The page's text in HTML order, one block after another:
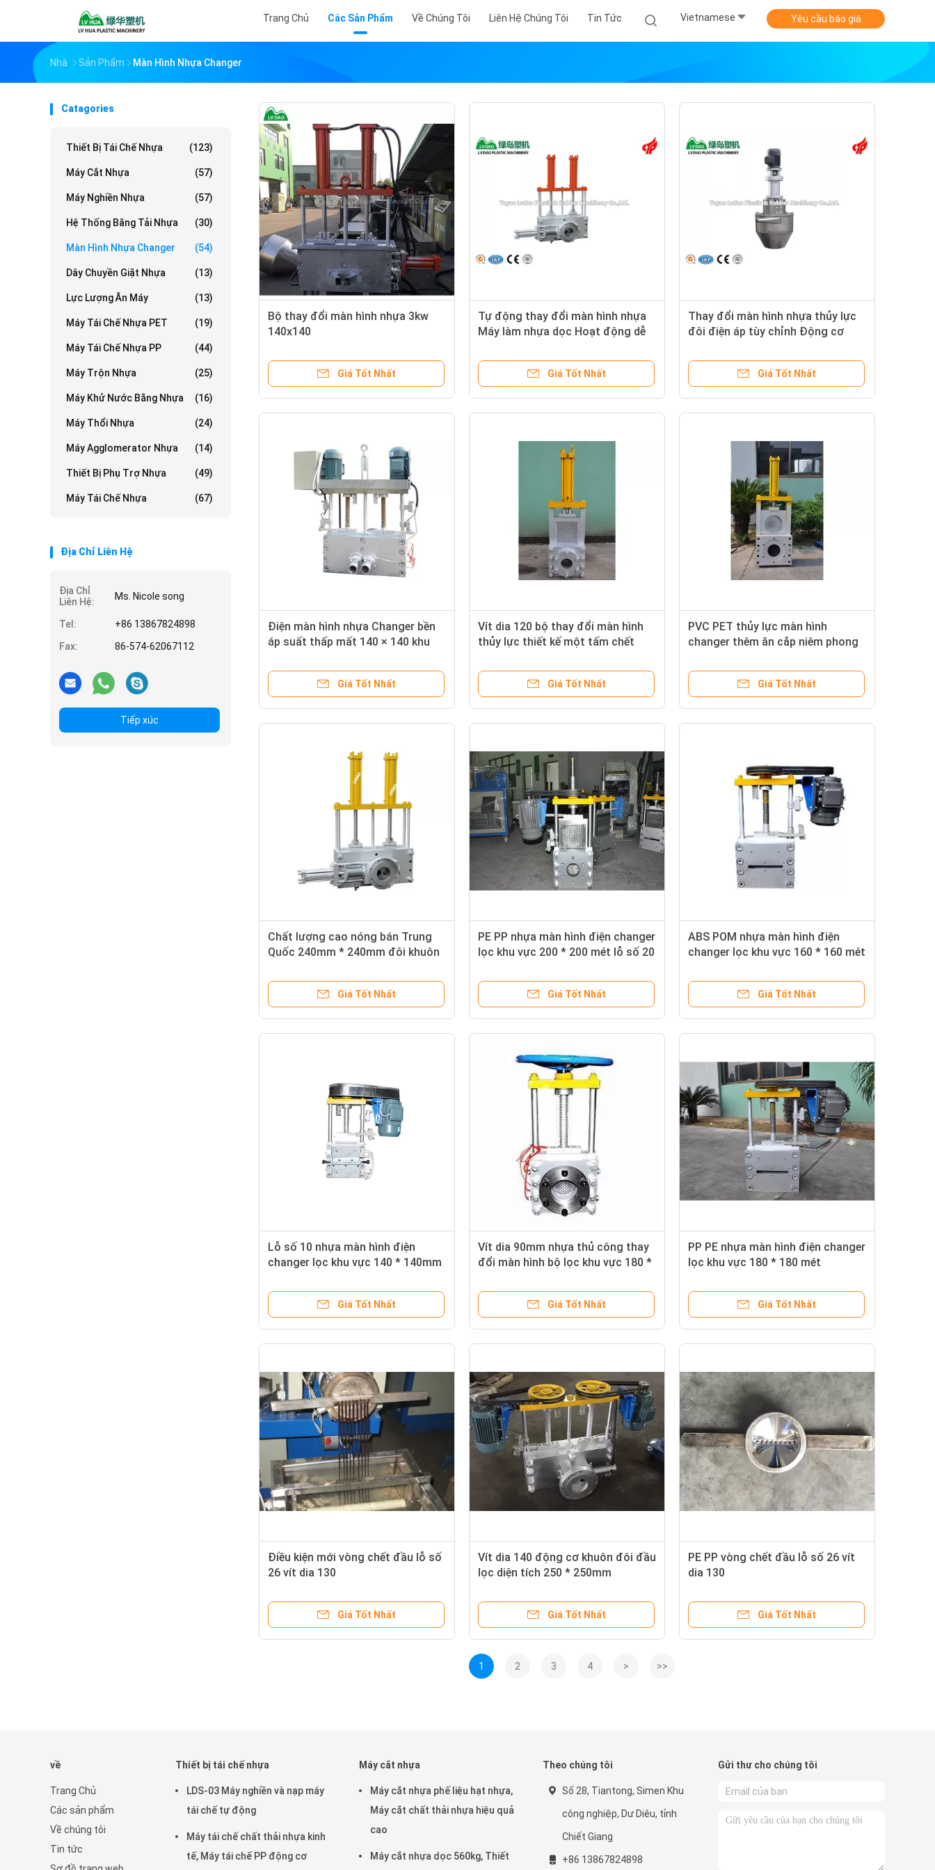
Trang Chủ Các Sản Phẩm Về Chúng Tôi Liên Hệ Chúng Tôi Tin Tức Vietnamese Yêu cầu báo giá
Nhà Sản Phẩm Màn Hình Nhựa Changer
Catagories
Thiết Bị Tái Chế Nhựa (123)
Máy Cắt Nhựa (57)
Máy Nghiền Nhựa (57)
Hệ Thống Băng Tải Nhựa (30)
Màn Hình Nhựa Changer (54)
Dây Chuyền Giặt Nhựa (13)
Lực Lượng Ăn Máy (13)
Máy Tái Chế Nhựa PET (19)
Máy Tái Chế Nhựa PP (44)
Máy Trộn Nhựa (25)
Máy Khử Nước Bằng Nhựa (16)
Máy Thổi Nhựa (24)
Máy Agglomerator Nhựa (14)
Thiết Bị Phụ Trợ Nhựa (49)
Máy Tái Chế Nhựa (67)
Địa Chỉ Liên Hệ
Địa Chỉ
Liên Hệ:
Ms. Nicole song
Tel:
+86 13867824898
Fax:
86-574-62067112
Tiếp xúc
Bộ thay đổi màn hình nhựa 3kw
140x140
Giá Tốt Nhất
Tự động thay đổi màn hình nhựa
Máy làm nhựa dọc Hoạt động dễ
Giá Tốt Nhất
Thay đổi màn hình nhựa thủy lực
đôi điện áp tùy chỉnh Động cơ
Giá Tốt Nhất
Điện màn hình nhựa Changer bền
áp suất thấp mất 140 × 140 khu
Giá Tốt Nhất
Vít dia 120 bộ thay đổi màn hình
thủy lực thiết kế một tấm chết
Giá Tốt Nhất
PVC PET thủy lực màn hình
changer thêm ăn cắp niêm phong
Giá Tốt Nhất
Chất lượng cao nóng bán Trung
Quốc 240mm * 240mm đôi khuôn
Giá Tốt Nhất
PE PP nhựa màn hình điện changer
lọc khu vực 200 * 200 mét lỗ số 20
Giá Tốt Nhất
ABS POM nhựa màn hình điện
changer lọc khu vực 160 * 160 mét
Giá Tốt Nhất
Lỗ số 10 nhựa màn hình điện
changer lọc khu vực 140 * 140mm
Giá Tốt Nhất
Vít dia 90mm nhựa thủ công thay
đổi màn hình bộ lọc khu vực 180 *
Giá Tốt Nhất
PP PE nhựa màn hình điện changer
lọc khu vực 180 * 180 mét
Giá Tốt Nhất
Điều kiện mới vòng chết đầu lỗ số
26 vít dia 130
Giá Tốt Nhất
Vít dia 140 động cơ khuôn đôi đầu
lọc diện tích 250 * 250mm
Giá Tốt Nhất
PE PP vòng chết đầu lỗ số 26 vít
dia 130
Giá Tốt Nhất
1 2 3 4 > >>
về
Trang Chủ
Các sản phẩm
Về chúng tôi
Tin tức
Thiết bị tái chế nhựa
LDS-03 Máy nghiền và nạp máy
tái chế tự động
Máy tái chế chất thải nhựa kinh
tế, Máy tái chế PP động cơ
Máy cắt nhựa
Máy cắt nhựa phế liệu hạt nhựa,
Máy cắt chất thải nhựa hiệu quả
cao
Máy cắt nhựa dọc 560kg, Thiết
Theo chúng tôi
Số 28, Tiantong, Simen Khu
công nghiệp, Dư Diêu, tỉnh
Chiết Giang
+86 13867824898
Gửi thư cho chúng tôi